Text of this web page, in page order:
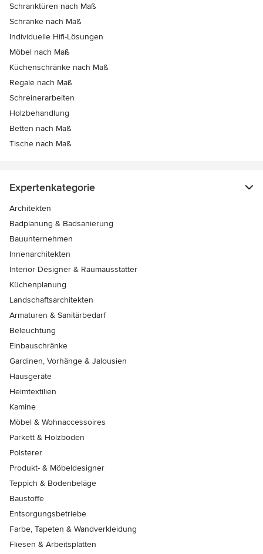
Schranktüren nach Maß
Schränke nach Maß
Individuelle Hifi-Lösungen
Möbel nach Maß
Küchenschränke nach Maß
Regale nach Maß
Schreinerarbeiten
Holzbehandlung
Betten nach Maß
Tische nach Maß
Expertenkategorie
Architekten
Badplanung & Badsanierung
Bauunternehmen
Innenarchitekten
Interior Designer & Raumausstatter
Küchenplanung
Landschaftsarchitekten
Armaturen & Sanitärbedarf
Beleuchtung
Einbauschränke
Gardinen, Vorhänge & Jalousien
Hausgeräte
Heimtextilien
Kamine
Möbel & Wohnaccessoires
Parkett & Holzböden
Polsterer
Produkt- & Möbeldesigner
Teppich & Bodenbeläge
Baustoffe
Entsorgungsbetriebe
Farbe, Tapeten & Wandverkleidung
Fliesen & Arbeitsplatten